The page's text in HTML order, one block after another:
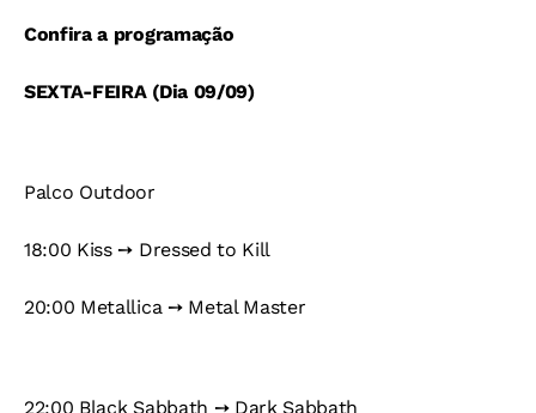
Confira a programação
SEXTA-FEIRA (Dia 09/09)
Palco Outdoor
18:00 Kiss ➙ Dressed to Kill
20:00 Metallica ➙ Metal Master
22:00 Black Sabbath ➙ Dark Sabbath